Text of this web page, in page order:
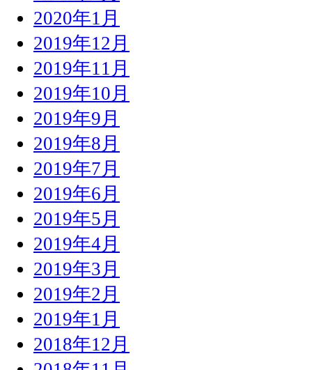
2020年1月
2019年12月
2019年11月
2019年10月
2019年9月
2019年8月
2019年7月
2019年6月
2019年5月
2019年4月
2019年3月
2019年2月
2019年1月
2018年12月